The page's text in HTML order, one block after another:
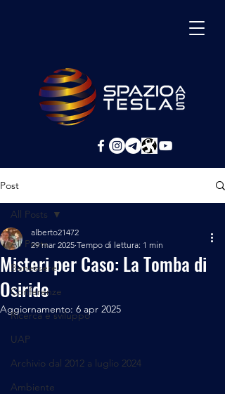
Post
All Posts
Benessere
Conferenze
Ricerca e sviluppo
UAP
Archivio dal 2012 a luglio 2024
Ambiente
All Posts
Misteri per Caso: La Tomba di
Osiride
alberto21472
29 mar 2025 Tempo di lettura: 1 min
Aggiornamento: 6 apr 2025